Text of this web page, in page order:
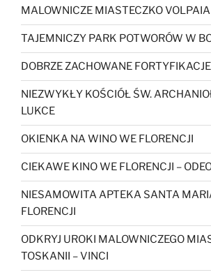
MALOWNICZE MIASTECZKO
TAJEMNICZY PARK POTWORÓW W
DOBRZE ZACHOWANE
NIEZWYKŁY KOŚCIÓŁ ŚW.
LUKCE
OKIENKA NA WINO WE FLORENCJI
CIEKAWE KINO WE FLORENCJI –
NIESAMOWITA APTEKA SANTA
FLORENCJI
ODKRYJ UROKI MALOWNICZEGO
TOSKANII – VINCI